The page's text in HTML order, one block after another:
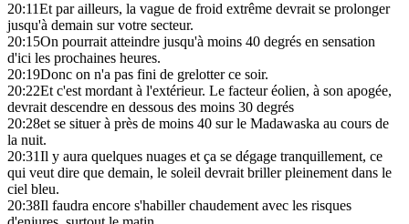
20:11Et par ailleurs, la vague de froid extrême devrait se prolonger
jusqu'à demain sur votre secteur.
20:15On pourrait atteindre jusqu'à moins 40 degrés en sensation
d'ici les prochaines heures.
20:19Donc on n'a pas fini de grelotter ce soir.
20:22Et c'est mordant à l'extérieur. Le facteur éolien, à son apogée,
devrait descendre en dessous des moins 30 degrés
20:28et se situer à près de moins 40 sur le Madawaska au cours de
la nuit.
20:31Il y aura quelques nuages et ça se dégage tranquillement, ce
qui veut dire que demain, le soleil devrait briller pleinement dans le
ciel bleu.
20:38Il faudra encore s'habiller chaudement avec les risques